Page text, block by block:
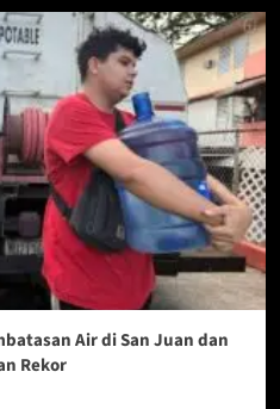
Air di San Juan dan
Rekor